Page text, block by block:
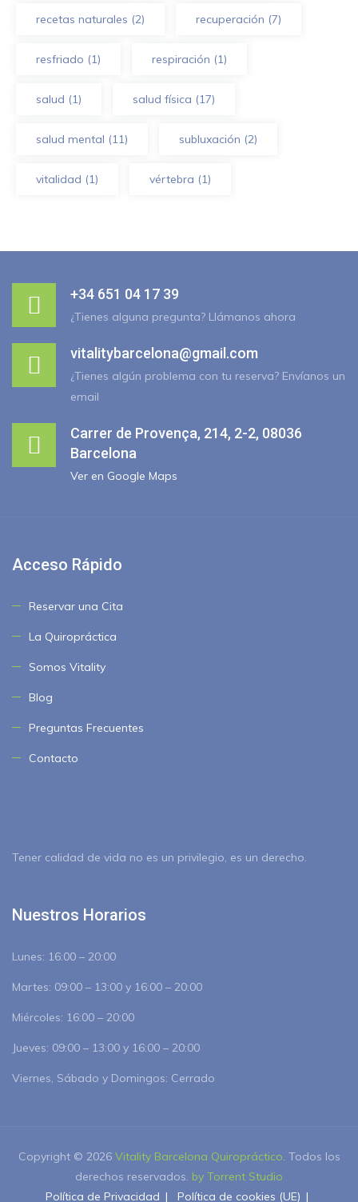
recetas naturales (2) recuperación (7)
resfriado (1) respiración (1)
salud (1) salud física (17)
salud mental (11) subluxación (2)
vitalidad (1) vértebra (1)
+34 651 04 17 39
¿Tienes alguna pregunta? Llámanos ahora
vitalitybarcelona@gmail.com
¿Tienes algún problema con tu reserva? Envíanos un
email
Carrer de Provença, 214, 2-2, 08036
Barcelona
Ver en Google Maps
Acceso Rápido
Reservar una Cita
La Quiropráctica
Somos Vitality
Blog
Preguntas Frecuentes
Contacto
Tener calidad de vida no es un privilegio, es un derecho.
Nuestros Horarios
Lunes: 16:00 – 20:00
Martes: 09:00 – 13:00 y 16:00 – 20:00
Miércoles: 16:00 – 20:00
Jueves: 09:00 – 13:00 y 16:00 – 20:00
Viernes, Sábado y Domingos: Cerrado
Copyright © 2026 Vitality Barcelona Quiropráctico. Todos los
derechos reservados. by Torrent Studio
Política de Privacidad
Política de cookies (UE)